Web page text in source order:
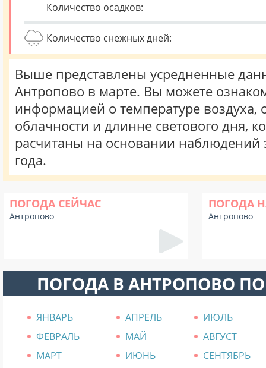
Количество осадков:
Количество снежных дней:
Выше представлены усредненные
Антропово в марте. Вы можете
информацией о температуре воздуха,
облачности и длинне светового дня,
расчитаны на основании наблюдений
года.
ПОГОДА СЕЙЧАС
Антропово
ПОГОДА
Антропово
ПОГОДА В АНТРОПОВО
ЯНВАРЬ АПРЕЛЬ
ИЮЛЬ
ФЕВРАЛЬ
МАЙ
АВГУСТ
МАРТ
ИЮНЬ СЕНТЯБРЬ